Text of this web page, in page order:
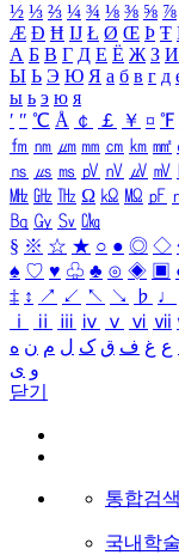
½ ⅓ ⅔ ¼ ¾ ⅛ ⅜ ⅝ ⅞
Æ Ð Ħ Ĳ Ł Ø Œ Þ Ŧ
А Б В Г Д Е Ё Ж З И
Ы Ь Э Ю Я а б в г д
ы ь э ю я
′ ″ ℃ Å ￠ ￡ ￥ ¤ ℉
㎙ ㎚ ㎛ ㎜ ㎝ ㎞ ㎟
㎱ ㎲ ㎳ ㎴ ㎵ ㎶ ㎷
㎒ ㎓ ㎔ Ω ㏀ ㏁ ㎊
㏃ ㏉ ㏜ ㏆
§ ※ ☆ ★ ○ ● ◎ ◇
♠ ♡ ♥ ♧ ♣ ⊙ ◈ ▣
‡ ↕ ↗ ↙ ↖ ↘ ♭ ♩
ⅰ
ⅱ ⅲ ⅳ ⅴ ⅵ ⅶ
ع غ ف ق ک ل م ن ه
و ی
닫기
통합검색
국내학